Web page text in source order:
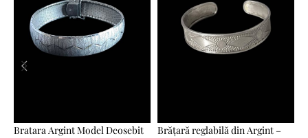
Bratara Argint Model Deosebit
Brățară reglabilă din Argint –